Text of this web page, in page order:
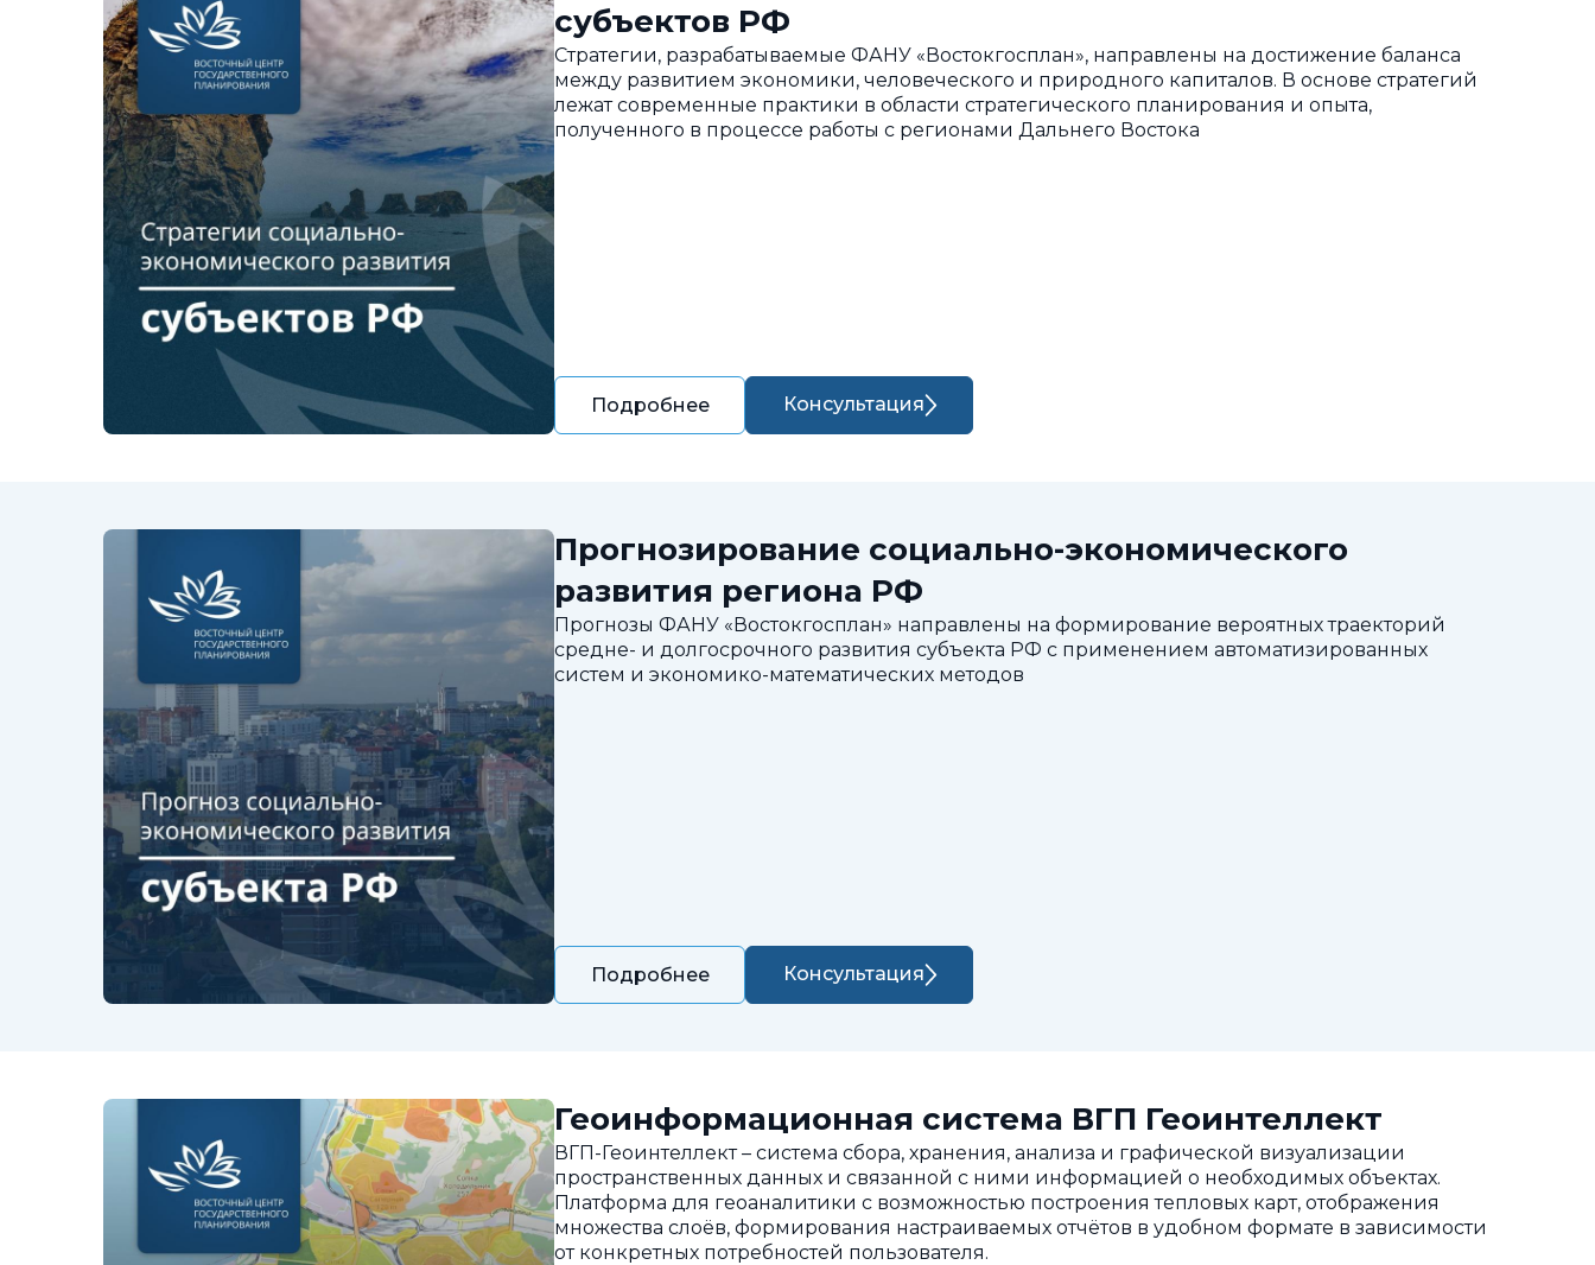
субъектов РФ
Стратегии, разрабатываемые ФАНУ «Востокгосплан», направлены на достижение баланса
между развитием экономики, человеческого и природного капиталов. В основе стратегий
лежат современные практики в области стратегического планирования и опыта,
полученного в процессе работы с регионами Дальнего Востока
Подробнее Консультация
Прогнозирование социально-экономического
развития региона РФ
Прогнозы ФАНУ «Востокгосплан» направлены на формирование вероятных траекторий
средне- и долгосрочного развития субъекта РФ с применением автоматизированных
систем и экономико-математических методов
Подробнее Консультация
Геоинформационная система ВГП Геоинтеллект
ВГП-Геоинтеллект – система сбора, хранения, анализа и графической визуализации
пространственных данных и связанной с ними информацией о необходимых объектах.
Платформа для геоаналитики с возможностью построения тепловых карт, отображения
множества слоёв, формирования настраиваемых отчётов в удобном формате в зависимости
от конкретных потребностей пользователя.